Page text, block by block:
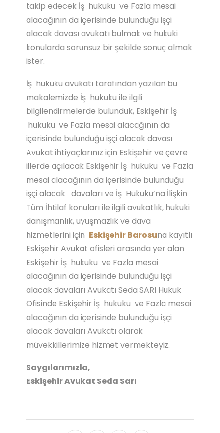
takip edecek İş hukuku ve Fazla mesai
alacağının da içerisinde bulunduğu işçi
alacak davası avukatı bulmak ve hukuki
konularda sorunsuz bir şekilde sonuç almak
ister.
İş hukuku avukatı tarafından yazılan bu
makalemizde İş hukuku ile ilgili
bilgilendirmelerde bulunduk, Eskişehir İş
hukuku ve Fazla mesai alacağının da
içerisinde bulunduğu işçi alacak davası
Avukat ihtiyaçlarınız için Eskişehir ve çevre
illerde açılacak Eskişehir İş hukuku ve Fazla
mesai alacağının da içerisinde bulunduğu
işçi alacak davaları ve İş Hukuku’na İlişkin
Tüm İhtilaf konuları ile ilgili avukatlık, hukuki
danışmanlık, uyuşmazlık ve dava
hizmetlerini için Eskişehir Barosuna kayıtlı
Eskişehir Avukat ofisleri arasında yer alan
Eskişehir İş hukuku ve Fazla mesai
alacağının da içerisinde bulunduğu işçi
alacak davaları Avukatı Seda SARI Hukuk
Ofisinde Eskişehir İş hukuku ve Fazla mesai
alacağının da içerisinde bulunduğu işçi
alacak davaları Avukatı olarak
müvekkillerimize hizmet vermekteyiz.
Saygılarımızla,
Eskişehir Avukat Seda Sarı